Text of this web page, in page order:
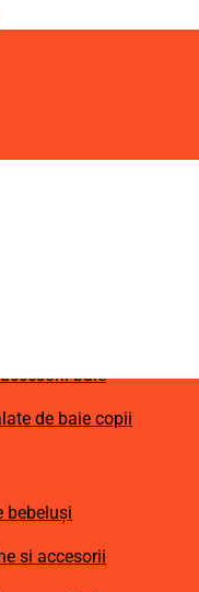
baie
de baie copii
bebeluși
si accesorii